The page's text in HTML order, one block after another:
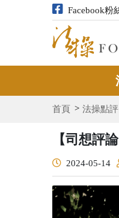
Facebook粉
首頁 法操點評
【司想評
2024-05-14